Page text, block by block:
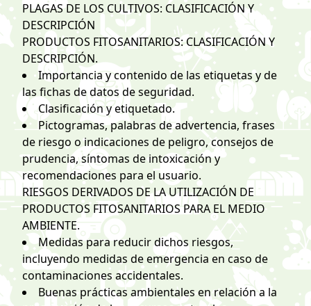
PLAGAS DE LOS CULTIVOS: CLASIFICACIÓN Y
DESCRIPCIÓN
PRODUCTOS FITOSANITARIOS: CLASIFICACIÓN Y
DESCRIPCIÓN.
Importancia y contenido de las etiquetas y de
las fichas de datos de seguridad.
Clasificación y etiquetado.
Pictogramas, palabras de advertencia, frases
de riesgo o indicaciones de peligro, consejos de
prudencia, síntomas de intoxicación y
recomendaciones para el usuario.
RIESGOS DERIVADOS DE LA UTILIZACIÓN DE
PRODUCTOS FITOSANITARIOS PARA EL MEDIO
AMBIENTE.
Medidas para reducir dichos riesgos,
incluyendo medidas de emergencia en caso de
contaminaciones accidentales.
Buenas prácticas ambientales en relación a la